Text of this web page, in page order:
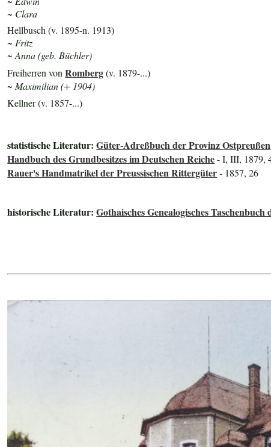
~ Clara
Hellbusch (v. 1895-n. 1913)
~ Fritz
~ Anna (geb. Büchler)
Freiherren vonRomberg(v. 1879-...)
~ Maximilian (+ 1904)
Kellner (v. 1857-...)
statistische Literatur:Güter-Adreßbuch der Provinz Ostpreußen
Handbuch des Grundbesitzes im Deutschen Reiche- I, III, 1879,
Rauer's Handmatrikel der Preussischen Rittergüter- 1857, 26
historische Literatur:Gothaisches Genealogisches